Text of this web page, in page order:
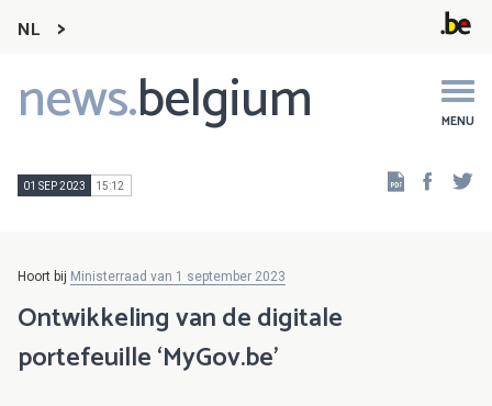
NL
news.belgium MENU
Main
navigation
01 SEP 2023 15:12
Hoort bij Ministerraad van 1 september 2023
Ontwikkeling van de digitale
portefeuille ‘MyGov.be’